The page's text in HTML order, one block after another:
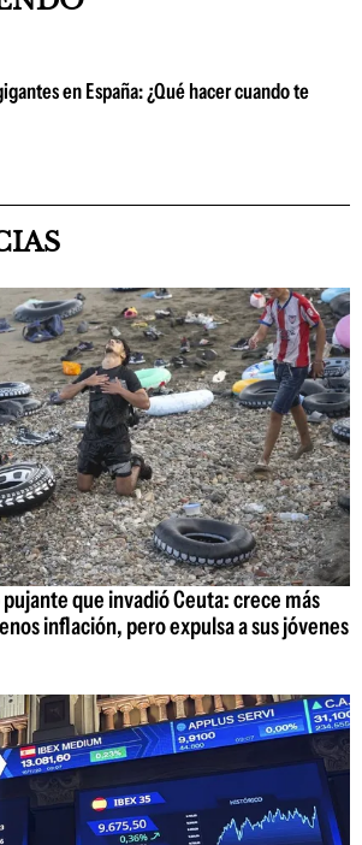
en España: ¿Qué hacer cuando te
que invadió Ceuta: crece más
inflación, pero expulsa a sus jóvenes